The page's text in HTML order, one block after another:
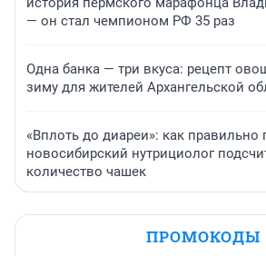
— он стал чемпионом РФ 35 раз
Одна банка — три вкуса: рецепт
зиму для жителей Архангельской
«Вплоть до диареи»: как правильно
новосибирский нутрициолог
количество чашек
ПРОМОКОДЫ